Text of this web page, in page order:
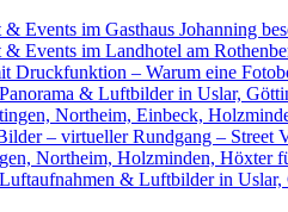
Events im Gasthaus Johanning
Events im Landhotel am
Druckfunktion – Warum eine
& Luftbilder in Uslar,
Northeim, Einbeck,
– virtueller Rundgang –
Northeim, Holzminden, Höxter
& Luftbilder in